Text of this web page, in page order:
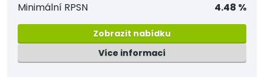
Minimální RPSN
4.48 %
Zobrazit nabídku
Více informací